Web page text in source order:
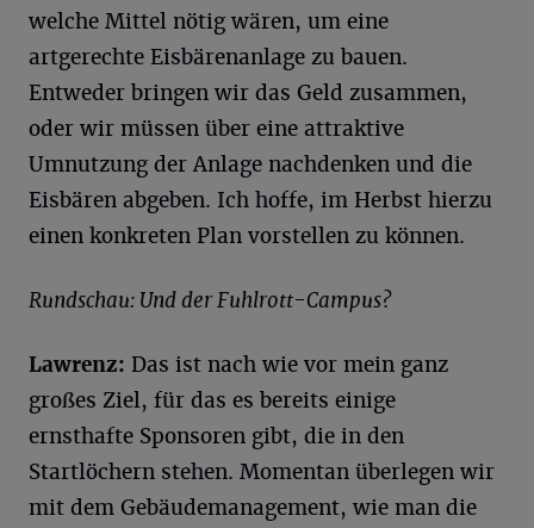
welche Mittel nötig wären, um eine
artgerechte Eisbärenanlage zu bauen.
Entweder bringen wir das Geld zusammen,
oder wir müssen über eine attraktive
Umnutzung der Anlage nachdenken und die
Eisbären abgeben. Ich hoffe, im Herbst hierzu
einen konkreten Plan vorstellen zu können.
Rundschau: Und der Fuhlrott-Campus?
Lawrenz: Das ist nach wie vor mein ganz
großes Ziel, für das es bereits einige
ernsthafte Sponsoren gibt, die in den
Startlöchern stehen. Momentan überlegen wir
mit dem Gebäudemanagement, wie man die